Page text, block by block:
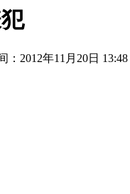
：2012年11月20日 13:48